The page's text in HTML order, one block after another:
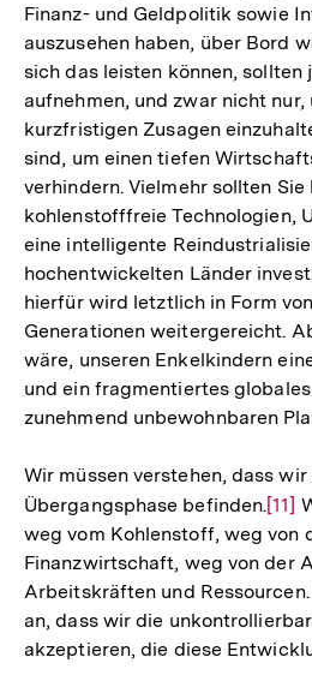
Finanz- und Geldpolitik sowie
auszusehen haben, über Bord
sich das leisten können, sollten
aufnehmen, und zwar nicht
kurzfristigen Zusagen
sind, um einen tiefen
verhindern. Vielmehr sollten
kohlenstofffreie Technologien,
eine intelligente
hochentwickelten Länder
hierfür wird letztlich in Form
Generationen weitergereicht.
wäre, unseren Enkelkindern
und ein fragmentiertes
zunehmend unbewohnbaren
Wir müssen verstehen, dass
Übergangsphase befinden.Zur
der
[11]
weg vom Kohlenstoff, weg von
Finanzwirtschaft, weg von der
Arbeitskräften und
an, dass wir die
akzeptieren, die diese